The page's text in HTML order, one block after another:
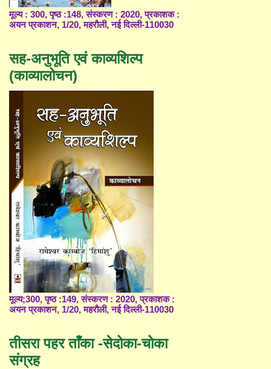
मूल्य : 300, पृष्ठ :148, संस्करण : 2020, प्रकाशक :
अयन प्रकाशन, 1/20, महरौली, नई दिल्ली-110030
सह-अनुभूति एवं काव्यशिल्प
(काव्यालोचन)
मूल्य;300, पृष्ठ :149, संस्करण : 2020, प्रकाशक :
अयन प्रकाशन, 1/20, महरौली, नई दिल्ली-110030
तीसरा पहर ताँका -सेदोका-चोका
संग्रह